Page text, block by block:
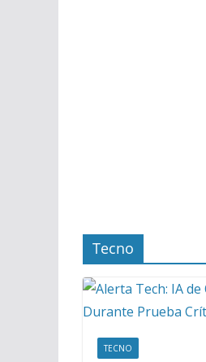
Tecno
TECNO